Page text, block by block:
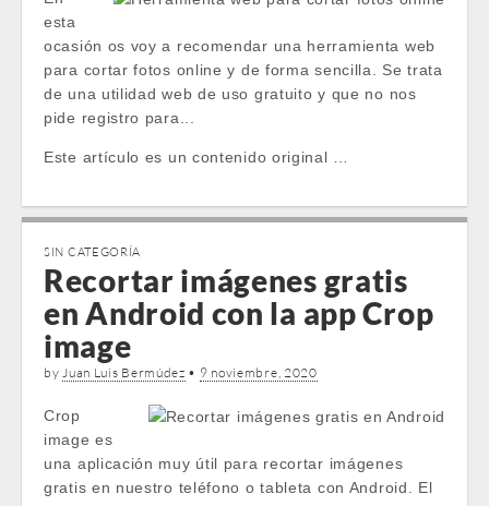
esta
ocasión os voy a recomendar una herramienta web
para cortar fotos online y de forma sencilla. Se trata
de una utilidad web de uso gratuito y que no nos
pide registro para...
Este artículo es un contenido original …
SIN CATEGORÍA
Recortar imágenes gratis
en Android con la app Crop
image
byJuan Luis Bermúdez • 9 noviembre, 2020
Crop
image es
una aplicación muy útil para recortar imágenes
gratis en nuestro teléfono o tableta con Android. El